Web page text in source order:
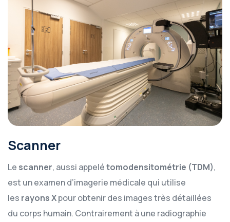
Scanner
Le scanner, aussi appelétomodensitométrie (TDM),
est un examen d’imagerie médicale qui utilise
les rayons Xpour obtenir des images très détaillées
du corps humain. Contrairement à une radiographie